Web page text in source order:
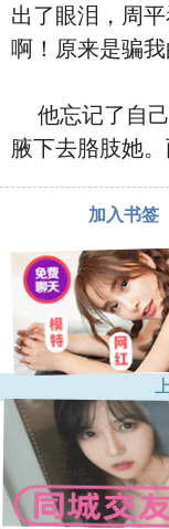
出了眼泪，周
啊！原来是骗我
他忘记了自
腋下去胳肢她
加入书签